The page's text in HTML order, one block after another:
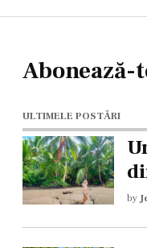
Abonează-
ULTIMELE POSTĂRI
by